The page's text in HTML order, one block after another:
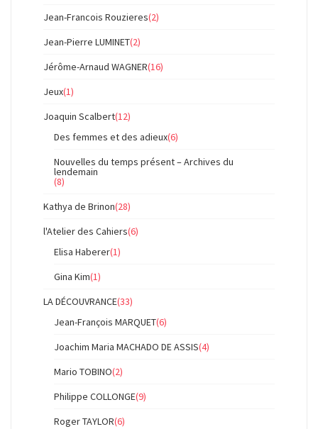
Jean-Francois Rouzieres(2)
Jean-Pierre LUMINET(2)
Jérôme-Arnaud WAGNER(16)
Jeux(1)
Joaquin Scalbert(12)
Des femmes et des adieux(6)
Nouvelles du temps présent – Archives du
lendemain
(8)
Kathya de Brinon(28)
l'Atelier des Cahiers(6)
Elisa Haberer(1)
Gina Kim(1)
LA DÉCOUVRANCE(33)
Jean-François MARQUET(6)
Joachim Maria MACHADO DE ASSIS(4)
Mario TOBINO(2)
Philippe COLLONGE(9)
Roger TAYLOR(6)